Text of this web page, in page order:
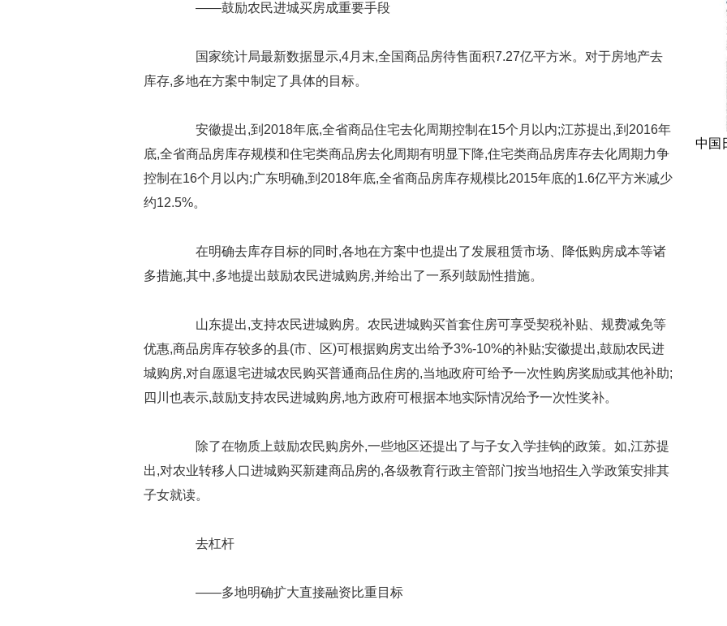
——鼓励农民进城买房成重要手段
国家统计局最新数据显示,4月末,全国商品房待售面积7.27亿平方米。对于房地产去
库存,多地在方案中制定了具体的目标。
安徽提出,到2018年底,全省商品住宅去化周期控制在15个月以内;江苏提出,到2016年
底,全省商品房库存规模和住宅类商品房去化周期有明显下降,住宅类商品房库存去化周期力争
控制在16个月以内;广东明确,到2018年底,全省商品房库存规模比2015年底的1.6亿平方米减少
约12.5%。
在明确去库存目标的同时,各地在方案中也提出了发展租赁市场、降低购房成本等诸
多措施,其中,多地提出鼓励农民进城购房,并给出了一系列鼓励性措施。
山东提出,支持农民进城购房。农民进城购买首套住房可享受契税补贴、规费减免等
优惠,商品房库存较多的县(市、区)可根据购房支出给予3%-10%的补贴;安徽提出,鼓励农民进
城购房,对自愿退宅进城农民购买普通商品住房的,当地政府可给予一次性购房奖励或其他补助;
四川也表示,鼓励支持农民进城购房,地方政府可根据本地实际情况给予一次性奖补。
除了在物质上鼓励农民购房外,一些地区还提出了与子女入学挂钩的政策。如,江苏提
出,对农业转移人口进城购买新建商品房的,各级教育行政主管部门按当地招生入学政策安排其
子女就读。
去杠杆
——多地明确扩大直接融资比重目标
中国